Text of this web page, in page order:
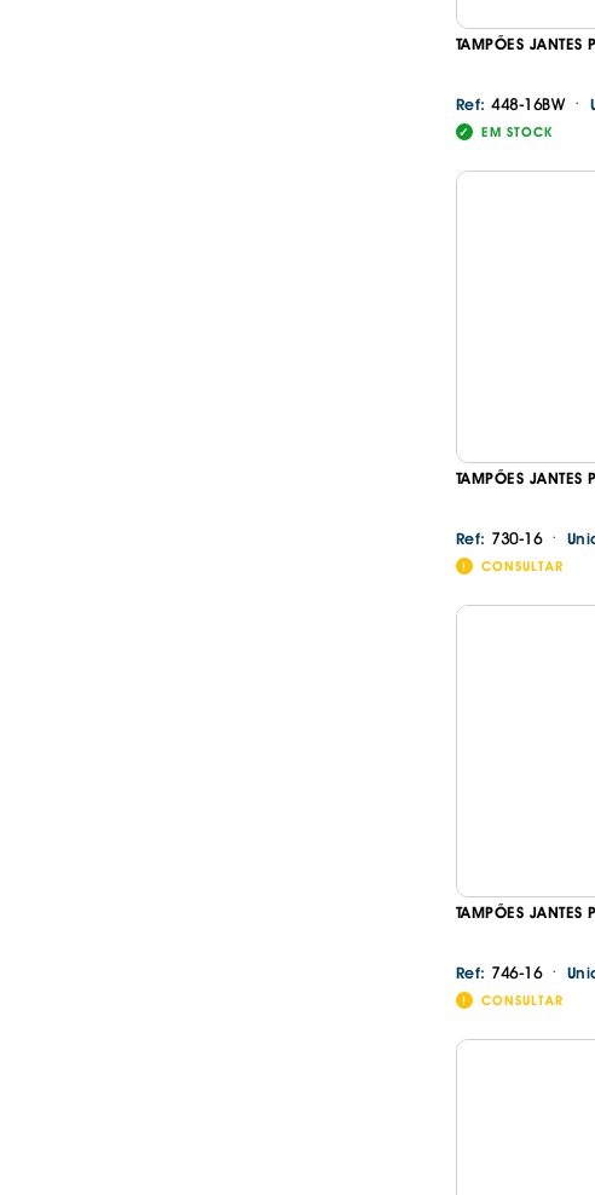
TAMPÕES
Ref: 448-16BW ·
EM STOCK
TAMPÕES
Ref: 730-16 ·
CONSULTAR
TAMPÕES
Ref: 746-16 ·
CONSULTAR